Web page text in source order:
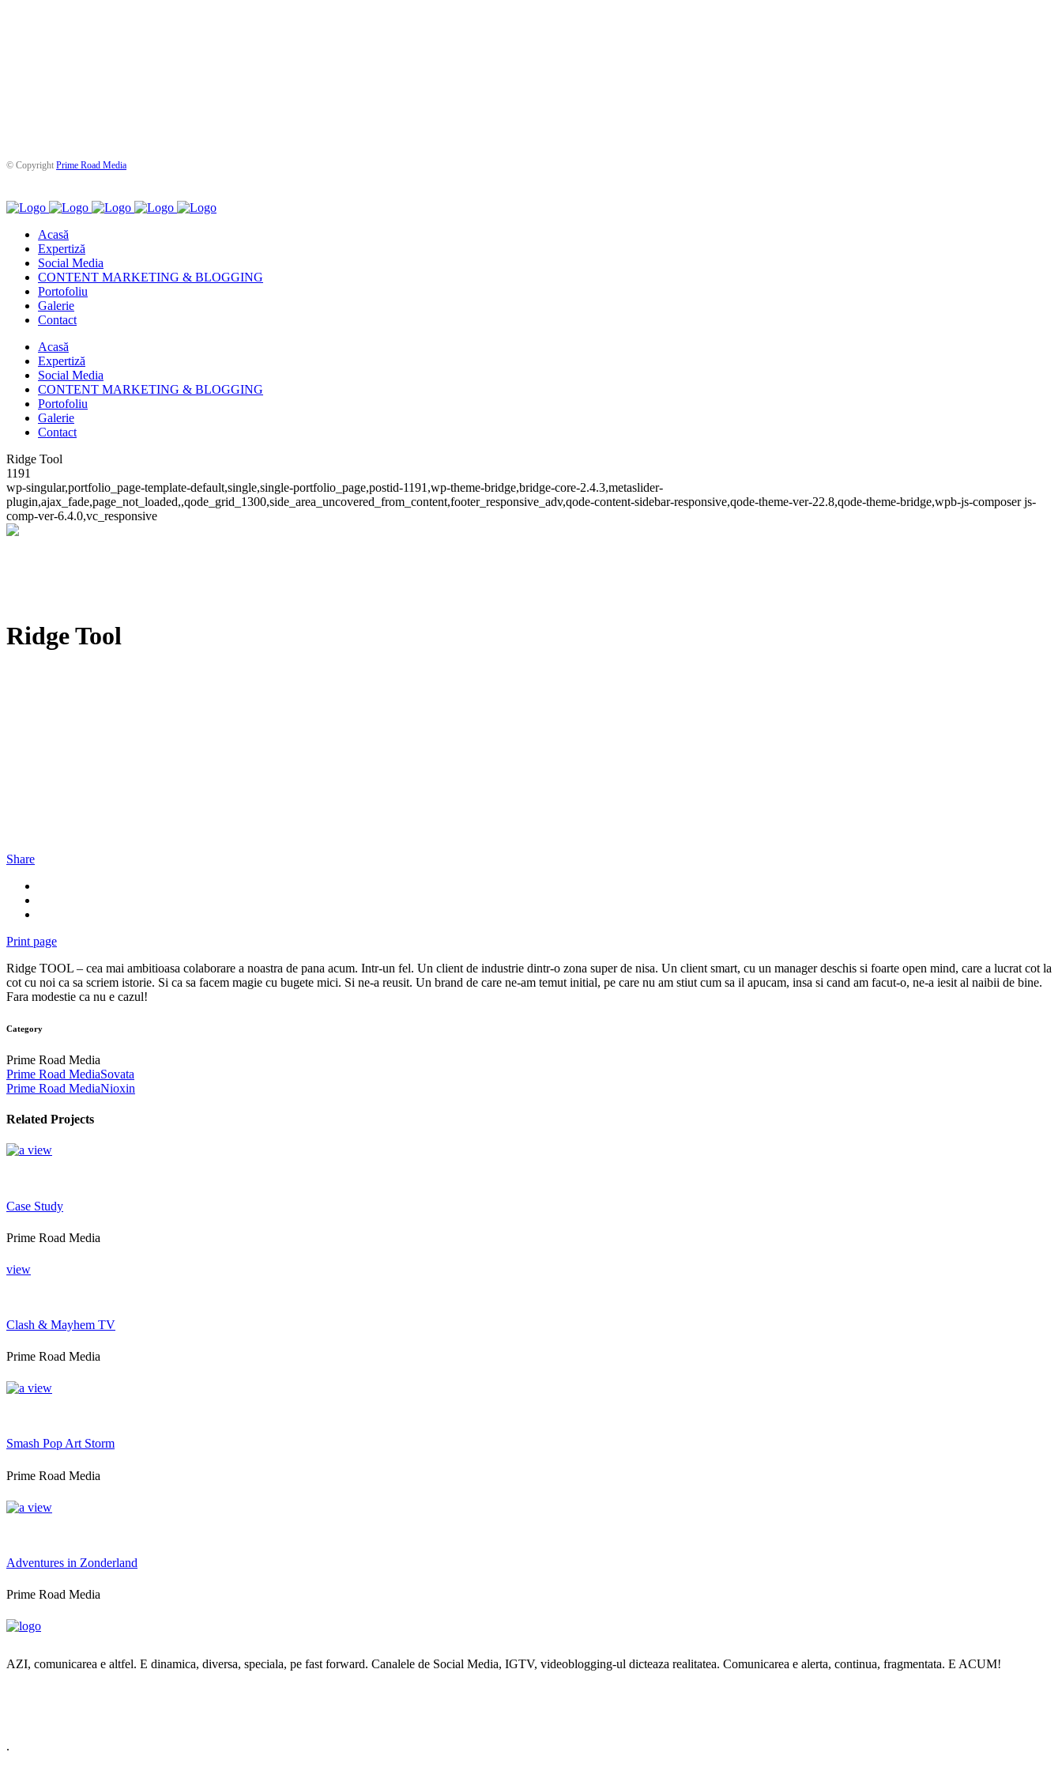
© Copyright Prime Road Media
Acasă
Expertiză
Social Media
CONTENT MARKETING & BLOGGING
Portofoliu
Galerie
Contact
Acasă
Expertiză
Social Media
CONTENT MARKETING & BLOGGING
Portofoliu
Galerie
Contact
Ridge Tool
1191
wp-singular,portfolio_page-template-default,single,single-portfolio_page,postid-1191,wp-theme-bridge,bridge-core-2.4.3,metaslider-
plugin,ajax_fade,page_not_loaded,,qode_grid_1300,side_area_uncovered_from_content,footer_responsive_adv,qode-content-sidebar-responsive,qode-theme-ver-22.8,qode-theme-bridge,wpb-js-composer js-
comp-ver-6.4.0,vc_responsive
Ridge Tool
Share
Print page
Ridge TOOL – cea mai ambitioasa colaborare a noastra de pana acum. Intr-un fel. Un client de industrie dintr-o zona super de nisa. Un client smart, cu un manager deschis si foarte open mind, care a lucrat cot la
cot cu noi ca sa scriem istorie. Si ca sa facem magie cu bugete mici. Si ne-a reusit. Un brand de care ne-am temut initial, pe care nu am stiut cum sa il apucam, insa si cand am facut-o, ne-a iesit al naibii de bine.
Fara modestie ca nu e cazul!
Category
Prime Road Media
Prime Road MediaSovata
Prime Road MediaNioxin
Related Projects
view
Case Study
Prime Road Media
view
Clash & Mayhem TV
Prime Road Media
view
Smash Pop Art Storm
Prime Road Media
view
Adventures in Zonderland
Prime Road Media
AZI, comunicarea e altfel. E dinamica, diversa, speciala, pe fast forward. Canalele de Social Media, IGTV, videoblogging-ul dicteaza realitatea. Comunicarea e alerta, continua, fragmentata. E ACUM!
.